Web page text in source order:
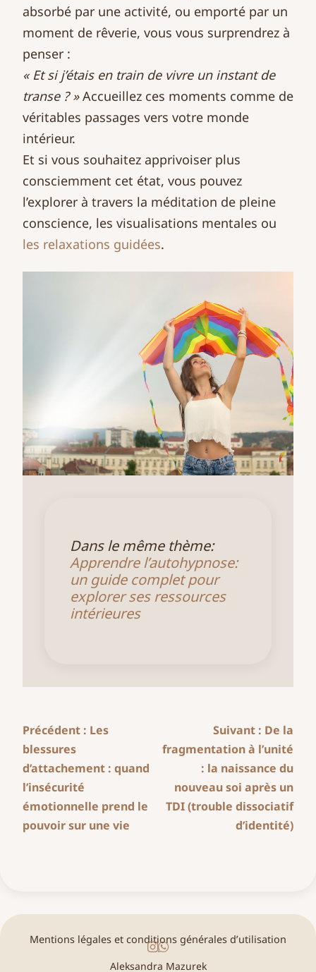
absorbé par une activité, ou emporté par un
moment de rêverie, vous vous surprendrez à
penser :
« Et si j’étais en train de vivre un instant de
transe ? »Accueillez ces moments comme de
véritables passages vers votre monde
intérieur.
Et si vous souhaitez apprivoiser plus
consciemment cet état, vous pouvez
l’explorer à travers la méditation de pleine
conscience, les visualisations mentales ou
les relaxations guidées.
Dans le même thème:
Apprendre l’autohypnose:
un guide complet pour
explorer ses ressources
intérieures
Navigation des articles
Précédent : Les
blessures
d’attachement : quand
l’insécurité
émotionnelle prend le
pouvoir sur une vie
Suivant : De la
fragmentation à l’unité
: la naissance du
nouveau soi après un
TDI (trouble dissociatif
d’identité)
Mentions légales et conditions générales d’utilisation
Aleksandra Mazurek